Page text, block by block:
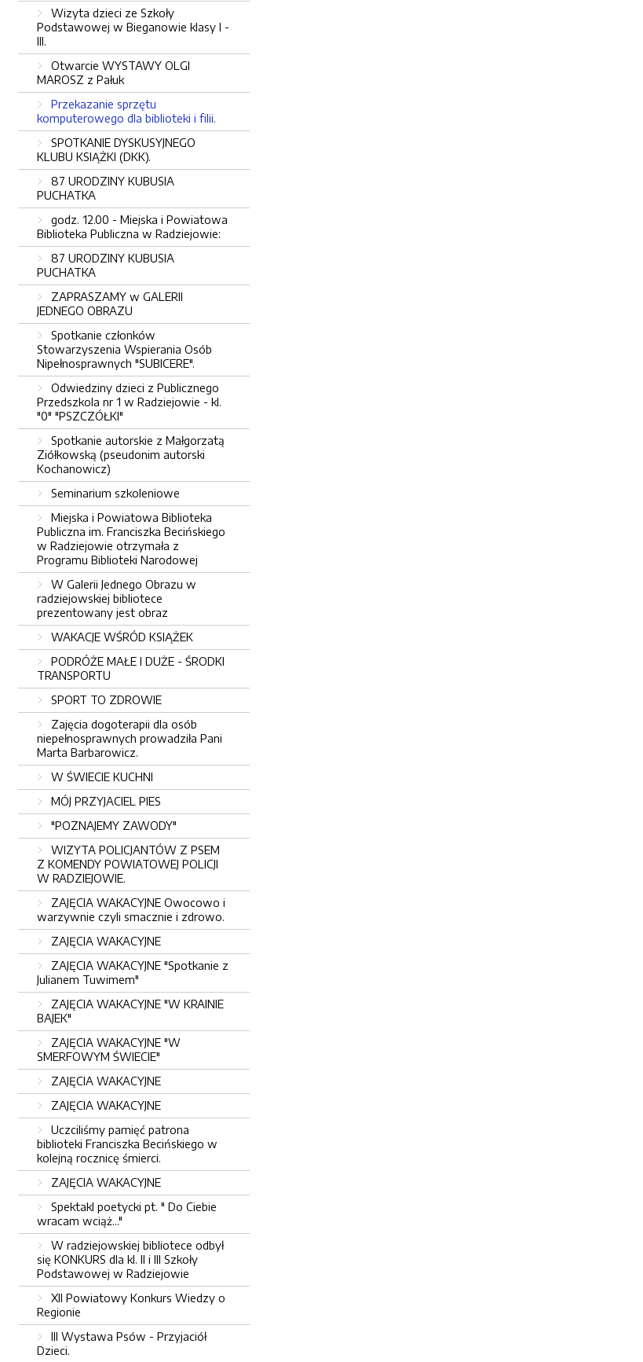
Wizyta dzieci ze Szkoły
Podstawowej w Bieganowie klasy I -
III.
Otwarcie WYSTAWY OLGI
MAROSZ z Pałuk
Przekazanie sprzętu
komputerowego dla biblioteki i filii.
SPOTKANIE DYSKUSYJNEGO
KLUBU KSIĄŻKI (DKK).
87 URODZINY KUBUSIA
PUCHATKA
godz. 12.00 - Miejska i Powiatowa
Biblioteka Publiczna w Radziejowie:
87 URODZINY KUBUSIA
PUCHATKA
ZAPRASZAMY w GALERII
JEDNEGO OBRAZU
Spotkanie członków
Stowarzyszenia Wspierania Osób
Nipełnosprawnych "SUBICERE".
Odwiedziny dzieci z Publicznego
Przedszkola nr 1 w Radziejowie - kl.
"0" "PSZCZÓŁKI"
Spotkanie autorskie z Małgorzatą
Ziółkowską (pseudonim autorski
Kochanowicz)
Seminarium szkoleniowe
Miejska i Powiatowa Biblioteka
Publiczna im. Franciszka Becińskiego
w Radziejowie otrzymała z
Programu Biblioteki Narodowej
W Galerii Jednego Obrazu w
radziejowskiej bibliotece
prezentowany jest obraz
WAKACJE WŚRÓD KSIĄŻEK
PODRÓŻE MAŁE I DUŻE - ŚRODKI
TRANSPORTU
SPORT TO ZDROWIE
Zajęcia dogoterapii dla osób
niepełnosprawnych prowadziła Pani
Marta Barbarowicz.
W ŚWIECIE KUCHNI
MÓJ PRZYJACIEL PIES
"POZNAJEMY ZAWODY"
WIZYTA POLICJANTÓW Z PSEM
Z KOMENDY POWIATOWEJ POLICJI
W RADZIEJOWIE.
ZAJĘCIA WAKACYJNE Owocowo i
warzywnie czyli smacznie i zdrowo.
ZAJĘCIA WAKACYJNE
ZAJĘCIA WAKACYJNE "Spotkanie z
Julianem Tuwimem"
ZAJĘCIA WAKACYJNE "W KRAINIE
BAJEK"
ZAJĘCIA WAKACYJNE "W
SMERFOWYM ŚWIECIE"
ZAJĘCIA WAKACYJNE
ZAJĘCIA WAKACYJNE
Uczciliśmy pamięć patrona
biblioteki Franciszka Becińskiego w
kolejną rocznicę śmierci.
ZAJĘCIA WAKACYJNE
Spektakl poetycki pt. " Do Ciebie
wracam wciąż..."
W radziejowskiej bibliotece odbył
się KONKURS dla kl. II i III Szkoły
Podstawowej w Radziejowie
XII Powiatowy Konkurs Wiedzy o
Regionie
III Wystawa Psów - Przyjaciół
Dzieci.